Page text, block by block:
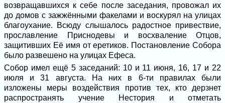
возвращавшихся к себе после заседания, провожал их
до домов с зажжёнными факелами и воскурял на улицах
благоухание. Всюду слышалось радостное привествие,
прославление Приснодевы и восхваление Отцов,
защитивших Её имя от еретиков. Постановление Собора
было развешено на улицах Ефеса.
Собор имел ещё 5 заседаний: 10 и 11 июня, 16, 17 и 22
июля и 31 августа. На них в 6-ти правилах были
изложены меры воздействия против тех, кто дерзнет
распространять учение Нестория и отметать